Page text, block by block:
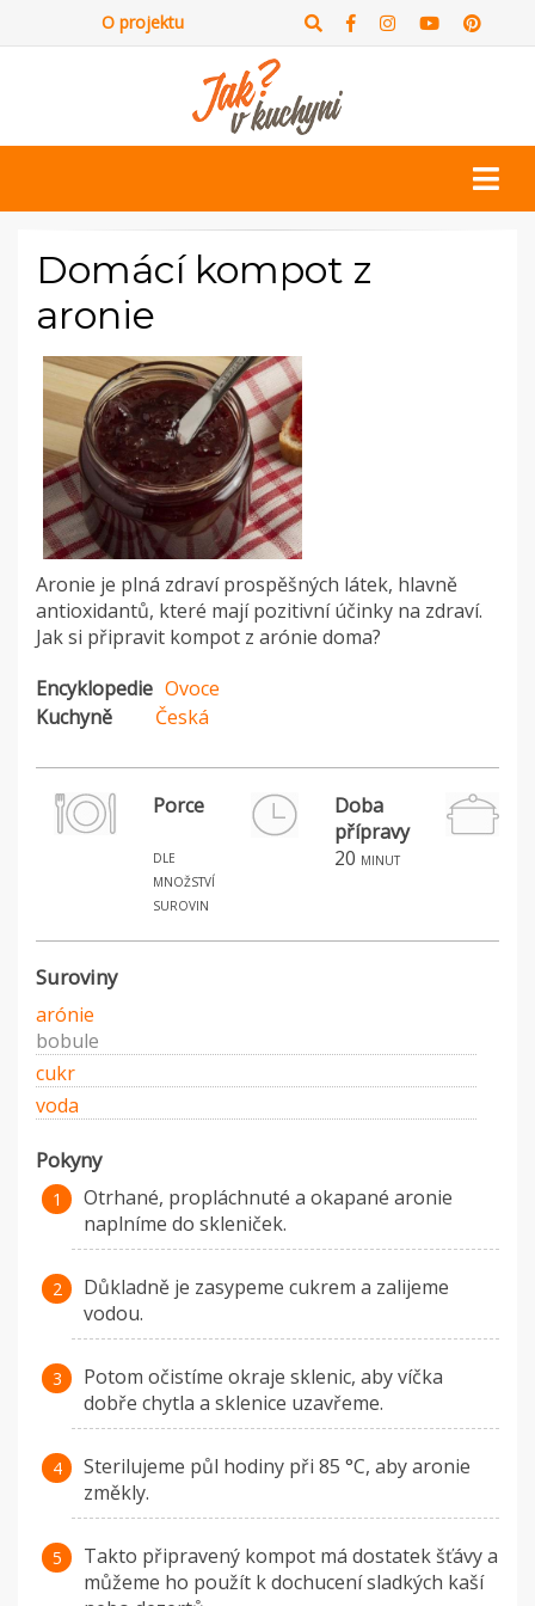
O projektu
Domácí kompot z
aronie
Aronie je plná zdraví prospěšných látek, hlavně
antioxidantů, které mají pozitivní účinky na zdraví.
Jak si připravit kompot z arónie doma?
Encyklopedie Ovoce
Kuchyně
Česká
Porce
dle
množství
surovin
Doba
přípravy
20 minut
Suroviny
arónie
bobule
cukr
voda
Pokyny
Otrhané, propláchnuté a okapané aronie
naplníme do skleniček.
Důkladně je zasypeme cukrem a zalijeme
vodou.
Potom očistíme okraje sklenic, aby víčka
dobře chytla a sklenice uzavřeme.
Sterilujeme půl hodiny při 85 °C, aby aronie
změkly.
Takto připravený kompot má dostatek šťávy a
můžeme ho použít k dochucení sladkých kaší